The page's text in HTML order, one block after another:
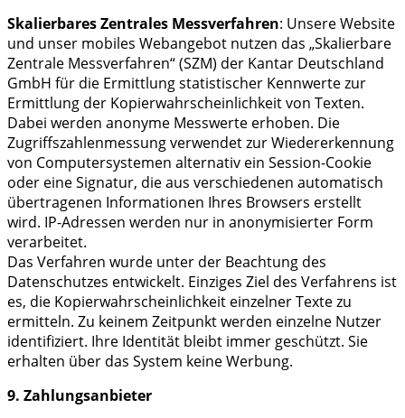
Skalierbares Zentrales Messverfahren: Unsere Website
und unser mobiles Webangebot nutzen das „Skalierbare
Zentrale Messverfahren“ (SZM) der Kantar Deutschland
GmbH für die Ermittlung statistischer Kennwerte zur
Ermittlung der Kopierwahrscheinlichkeit von Texten.
Dabei werden anonyme Messwerte erhoben. Die
Zugriffszahlenmessung verwendet zur Wiedererkennung
von Computersystemen alternativ ein Session-Cookie
oder eine Signatur, die aus verschiedenen automatisch
übertragenen Informationen Ihres Browsers erstellt
wird. IP-Adressen werden nur in anonymisierter Form
verarbeitet.
Das Verfahren wurde unter der Beachtung des
Datenschutzes entwickelt. Einziges Ziel des Verfahrens ist
es, die Kopierwahrscheinlichkeit einzelner Texte zu
ermitteln. Zu keinem Zeitpunkt werden einzelne Nutzer
identifiziert. Ihre Identität bleibt immer geschützt. Sie
erhalten über das System keine Werbung.
9. Zahlungsanbieter